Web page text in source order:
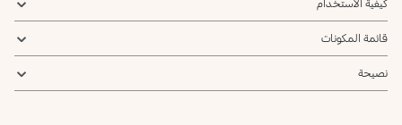
كيفية الاستخدام
قائمة المكونات
نصيحة